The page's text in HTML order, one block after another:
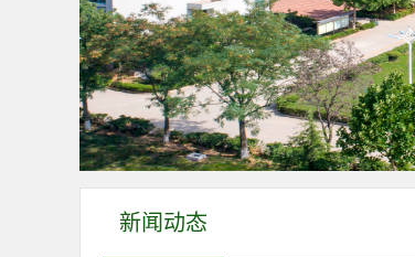
新闻动态